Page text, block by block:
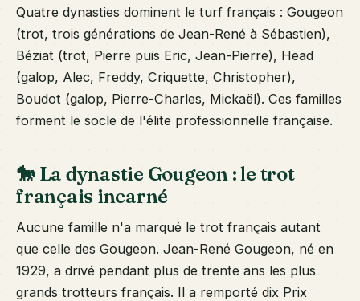
Quatre dynasties dominent le turf français : Gougeon
(trot, trois générations de Jean-René à Sébastien),
Béziat (trot, Pierre puis Eric, Jean-Pierre), Head
(galop, Alec, Freddy, Criquette, Christopher),
Boudot (galop, Pierre-Charles, Mickaël). Ces familles
forment le socle de l'élite professionnelle française.
🐎 La dynastie Gougeon : le trot
français incarné
Aucune famille n'a marqué le trot français autant
que celle des Gougeon. Jean-René Gougeon, né en
1929, a drivé pendant plus de trente ans les plus
grands trotteurs français. Il a remporté dix Prix